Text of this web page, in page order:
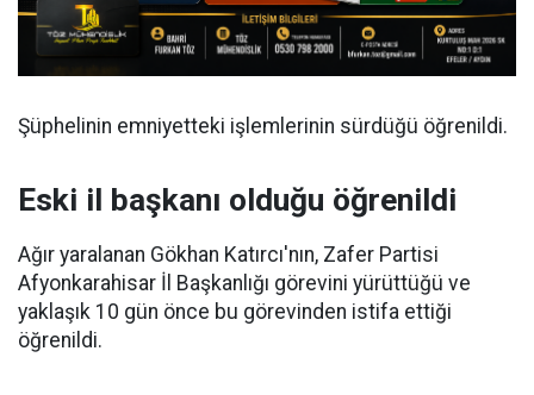
Şüphelinin emniyetteki işlemlerinin sürdüğü öğrenildi.
Eski il başkanı olduğu öğrenildi
Ağır yaralanan Gökhan Katırcı'nın, Zafer Partisi
Afyonkarahisar İl Başkanlığı görevini yürüttüğü ve
yaklaşık 10 gün önce bu görevinden istifa ettiği
öğrenildi.